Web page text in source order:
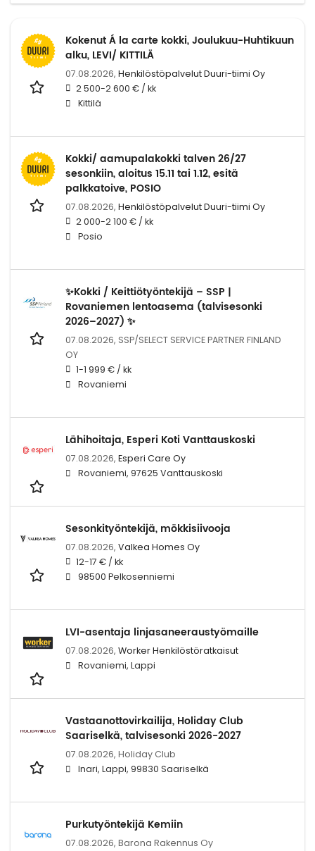
Kokenut Á la carte kokki, Joulukuu-Huhtikuun
alku, LEVI/ KITTILÄ
07.08.2026, Henkilöstöpalvelut Duuri-tiimi Oy
2 500-2 600 € / kk
Kittilä
Kokki/ aamupalakokki talven 26/27
sesonkiin, aloitus 15.11 tai 1.12, esitä
palkkatoive, POSIO
07.08.2026, Henkilöstöpalvelut Duuri-tiimi Oy
2 000-2 100 € / kk
Posio
✨Kokki / Keittiötyöntekijä – SSP |
Rovaniemen lentoasema (talvisesonki
2026–2027) ✨
07.08.2026, SSP/SELECT SERVICE PARTNER FINLAND
OY
1-1 999 € / kk
Rovaniemi
Lähihoitaja, Esperi Koti Vanttauskoski
07.08.2026, Esperi Care Oy
Rovaniemi, 97625 Vanttauskoski
Sesonkityöntekijä, mökkisiivooja
07.08.2026, Valkea Homes Oy
12-17 € / kk
98500 Pelkosenniemi
LVI-asentaja linjasaneeraustyömaille
07.08.2026, Worker Henkilöstöratkaisut
Rovaniemi, Lappi
Vastaanottovirkailija, Holiday Club
Saariselkä, talvisesonki 2026-2027
07.08.2026, Holiday Club
Inari, Lappi, 99830 Saariselkä
Purkutyöntekijä Kemiin
07.08.2026, Barona Rakennus Oy